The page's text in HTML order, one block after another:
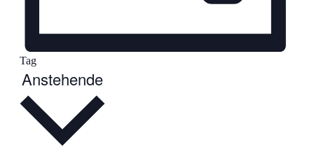
Tag
Anstehende